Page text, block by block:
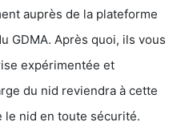
auprès de la plateforme
GDMA. Après quoi, ils vous
expérimentée et
du nid reviendra à cette
nid en toute sécurité.